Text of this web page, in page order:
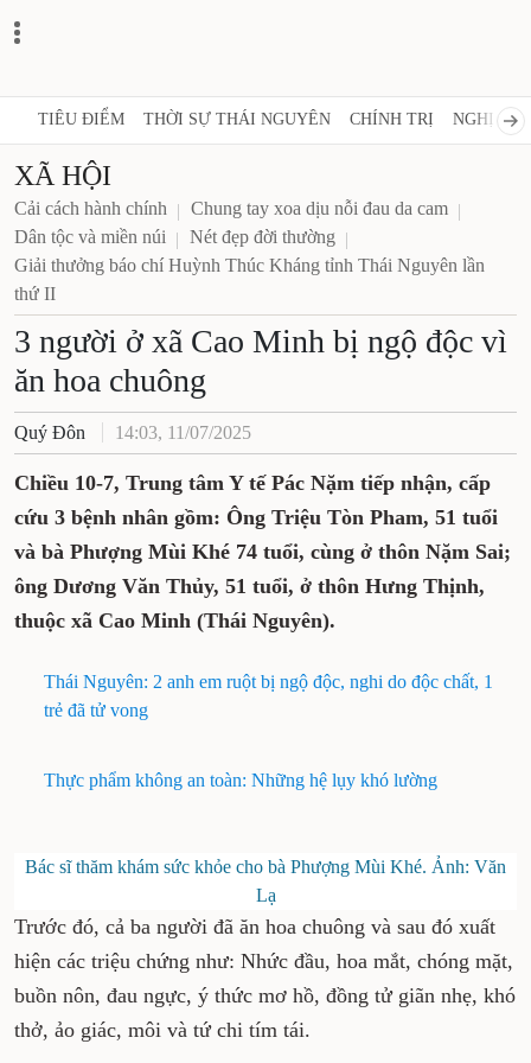
TIÊU ĐIỂM THỜI SỰ THÁI NGUYÊN CHÍNH TRỊ NGHỊ
XÃ HỘI
Cải cách hành chính
Chung tay xoa dịu nỗi đau da cam
Dân tộc và miền núi
Nét đẹp đời thường
Giải thưởng báo chí Huỳnh Thúc Kháng tỉnh Thái Nguyên lần
thứ II
3 người ở xã Cao Minh bị ngộ độc vì
ăn hoa chuông
Quý Đôn 14:03, 11/07/2025
Chiều 10-7, Trung tâm Y tế Pác Nặm tiếp nhận, cấp
cứu 3 bệnh nhân gồm: Ông Triệu Tòn Pham, 51 tuổi
và bà Phượng Mùi Khé 74 tuổi, cùng ở thôn Nặm Sai;
ông Dương Văn Thủy, 51 tuổi, ở thôn Hưng Thịnh,
thuộc xã Cao Minh (Thái Nguyên).
Thái Nguyên: 2 anh em ruột bị ngộ độc, nghi do độc chất, 1
trẻ đã tử vong
Thực phẩm không an toàn: Những hệ lụy khó lường
Bác sĩ thăm khám sức khỏe cho bà Phượng Mùi Khé. Ảnh: Văn
Lạ
Trước đó, cả ba người đã ăn hoa chuông và sau đó xuất
hiện các triệu chứng như: Nhức đầu, hoa mắt, chóng mặt,
buồn nôn, đau ngực, ý thức mơ hồ, đồng tử giãn nhẹ, khó
thở, ảo giác, môi và tứ chi tím tái.